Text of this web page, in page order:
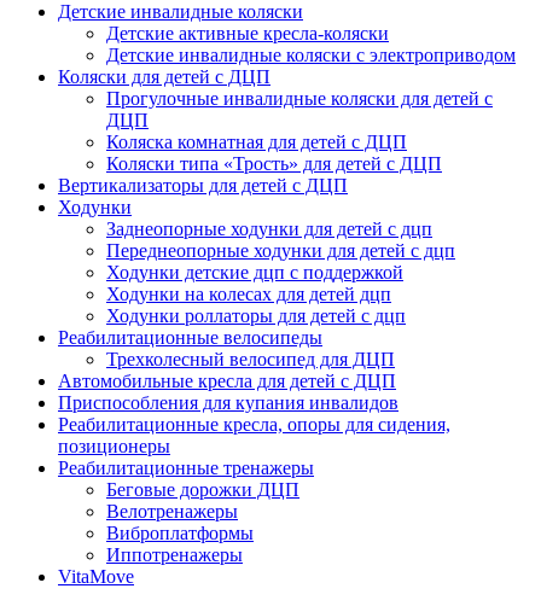
Детские инвалидные коляски
Детские активные кресла-коляски
Детские инвалидные коляски с электроприводом
Коляски для детей с ДЦП
Прогулочные инвалидные коляски для детей с
ДЦП
Коляска комнатная для детей с ДЦП
Коляски типа «Трость» для детей с ДЦП
Вертикализаторы для детей с ДЦП
Ходунки
Заднеопорные ходунки для детей с дцп
Переднеопорные ходунки для детей с дцп
Ходунки детские дцп с поддержкой
Ходунки на колесах для детей дцп
Ходунки роллаторы для детей с дцп
Реабилитационные велосипеды
Трехколесный велосипед для ДЦП
Автомобильные кресла для детей с ДЦП
Приспособления для купания инвалидов
Реабилитационные кресла, опоры для сидения,
позиционеры
Реабилитационные тренажеры
Беговые дорожки ДЦП
Велотренажеры
Виброплатформы
Иппотренажеры
VitaMove